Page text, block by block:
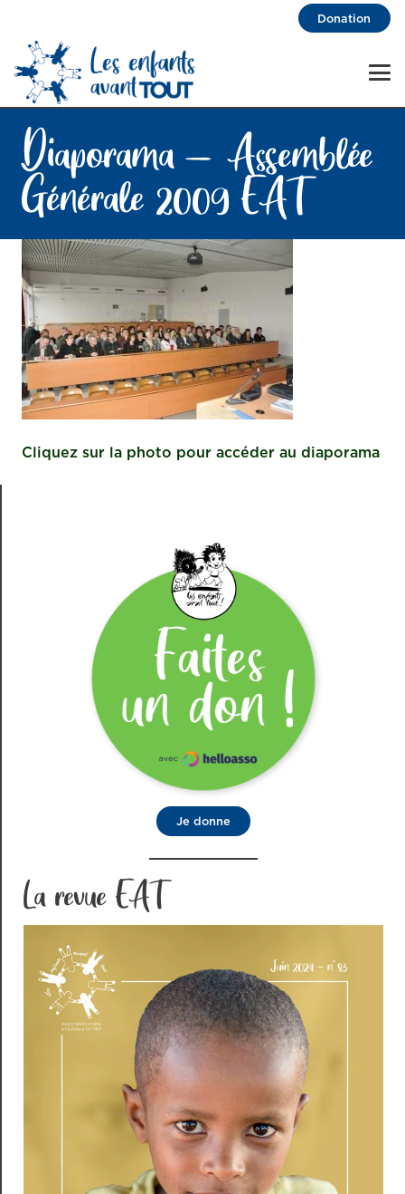
Donation
Diaporama – Assemblée
Générale 2009 EAT
Cliquez sur la photo pour accéder au diaporama
Je donne
La revue EAT